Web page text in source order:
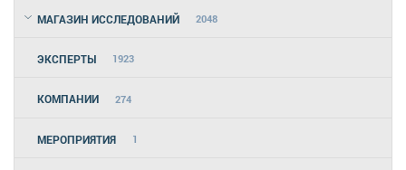
МАГАЗИН ИССЛЕДОВАНИЙ 2048
ЭКСПЕРТЫ 1923
КОМПАНИИ 274
МЕРОПРИЯТИЯ 1